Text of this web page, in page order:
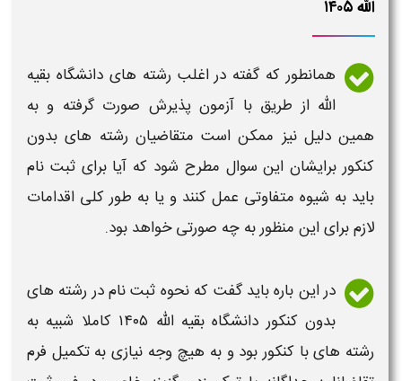
الله ۱۴۰۵
همانطور که گفته در اغلب رشته های دانشگاه بقیه
الله از طریق با آزمون پذیرش صورت گرفته و به
همین دلیل نیز ممکن است متقاضیان رشته های بدون
کنکور برایشان این سوال مطرح شود که آیا برای ثبت نام
باید به شیوه متفاوتی عمل کنند و یا به طور کلی اقدامات
لازم برای این منظور به چه صورتی خواهد بود.
در این باره باید گفت که نحوه ثبت نام در رشته های
بدون کنکور دانشگاه بقیه الله ۱۴۰۵
کاملا شبیه به
رشته هایبا کنکور بود و به هیچ وجه نیازی به تکمیل فرم